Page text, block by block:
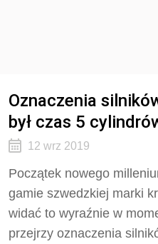
Oznaczenia
był czas 5
12 wrz 2019
Początek nowego
gamie szwedzkiej marki
widać to wyraźnie w
przejrzy oznaczenia